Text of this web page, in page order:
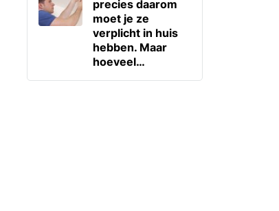
precies daarom
moet je ze
verplicht in huis
hebben. Maar
hoeveel…